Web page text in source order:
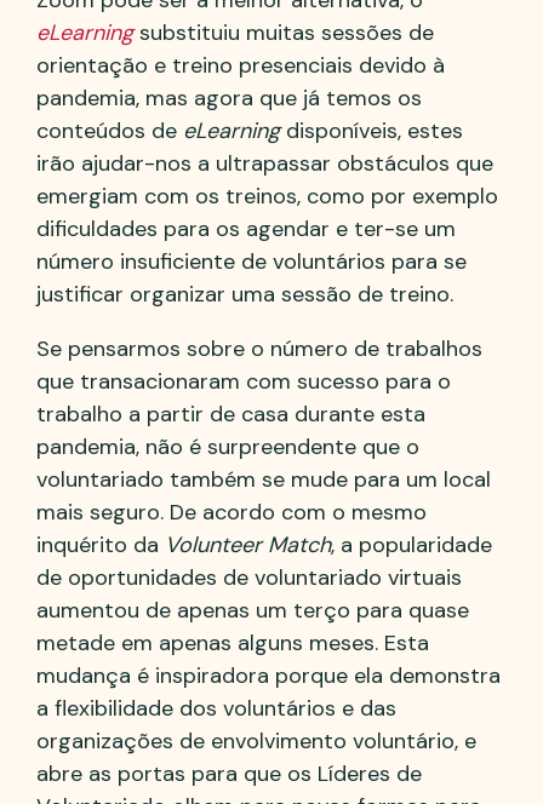
eLearningsubstituiu muitas sessões de
orientação e treino presenciais devido à
pandemia, mas agora que já temos os
conteúdos de eLearningdisponíveis, estes
irão ajudar-nos a ultrapassar obstáculos que
emergiam com os treinos, como por exemplo
dificuldades para os agendar e ter-se um
número insuficiente de voluntários para se
justificar organizar uma sessão de treino.
Se pensarmos sobre o número de trabalhos
que transacionaram com sucesso para o
trabalho a partir de casa durante esta
pandemia, não é surpreendente que o
voluntariado também se mude para um local
mais seguro. De acordo com o mesmo
inquérito da Volunteer Match, a popularidade
de oportunidades de voluntariado virtuais
aumentou de apenas um terço para quase
metade em apenas alguns meses. Esta
mudança é inspiradora porque ela demonstra
a flexibilidade dos voluntários e das
organizações de envolvimento voluntário, e
abre as portas para que os Líderes de